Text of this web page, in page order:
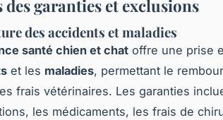
des garanties et exclusions
des accidents et maladies
santé chien et chat offre une prise
et les maladies, permettant le
frais vétérinaires. Les garanties
les médicaments, les frais de